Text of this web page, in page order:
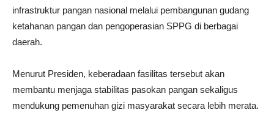
infrastruktur pangan nasional melalui pembangunan gudang
ketahanan pangan dan pengoperasian SPPG di berbagai
daerah.
Menurut Presiden, keberadaan fasilitas tersebut akan
membantu menjaga stabilitas pasokan pangan sekaligus
mendukung pemenuhan gizi masyarakat secara lebih merata.